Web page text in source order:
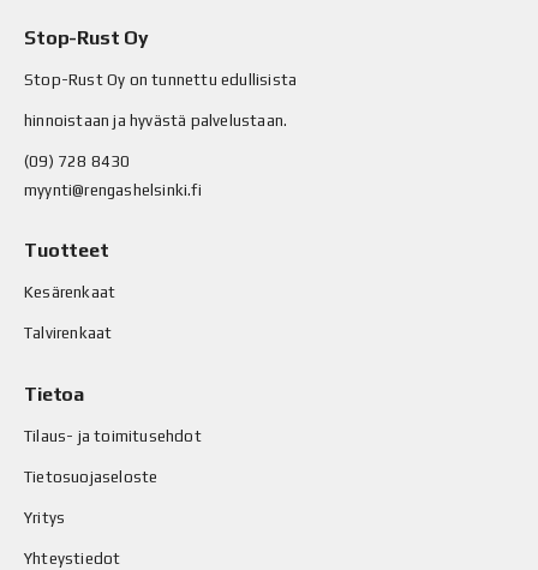
Stop-Rust Oy
Stop-Rust Oy on tunnettu edullisista
hinnoistaan ja hyvästä palvelustaan.
(09) 728 8430
myynti@rengashelsinki.fi
Tuotteet
Kesärenkaat
Talvirenkaat
Tietoa
Tilaus- ja toimitusehdot
Tietosuojaseloste
Yritys
Yhteystiedot